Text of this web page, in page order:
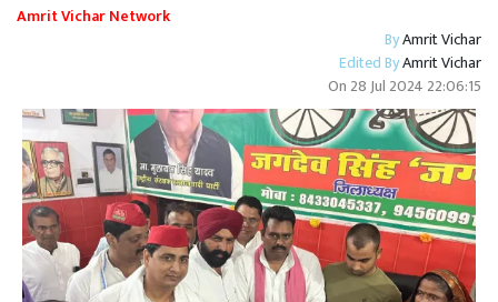
Amrit Vichar Network
ByAmrit Vichar
Edited ByAmrit Vichar
On 28 Jul 2024 22:06:15